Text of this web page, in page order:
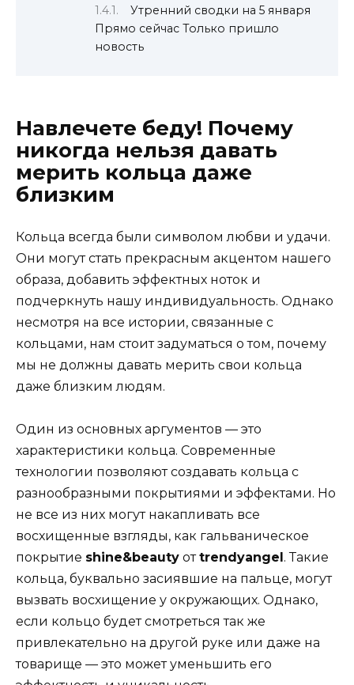
Утренний сводки на 5 января
Прямо сейчас Только пришло
новость
Навлечете беду! Почему
никогда нельзя давать
мерить кольца даже
близким
Кольца всегда были символом любви и удачи.
Они могут стать прекрасным акцентом нашего
образа, добавить эффектных ноток и
подчеркнуть нашу индивидуальность. Однако
несмотря на все истории, связанные с
кольцами, нам стоит задуматься о том, почему
мы не должны давать мерить свои кольца
даже близким людям.
Один из основных аргументов — это
характеристики кольца. Современные
технологии позволяют создавать кольца с
разнообразными покрытиями и эффектами. Но
не все из них могут накапливать все
восхищенные взгляды, как гальваническое
покрытие shine&beauty отtrendyangel. Такие
кольца, буквально засиявшие на пальце, могут
вызвать восхищение у окружающих. Однако,
если кольцо будет смотреться так же
привлекательно на другой руке или даже на
товарище — это может уменьшить его